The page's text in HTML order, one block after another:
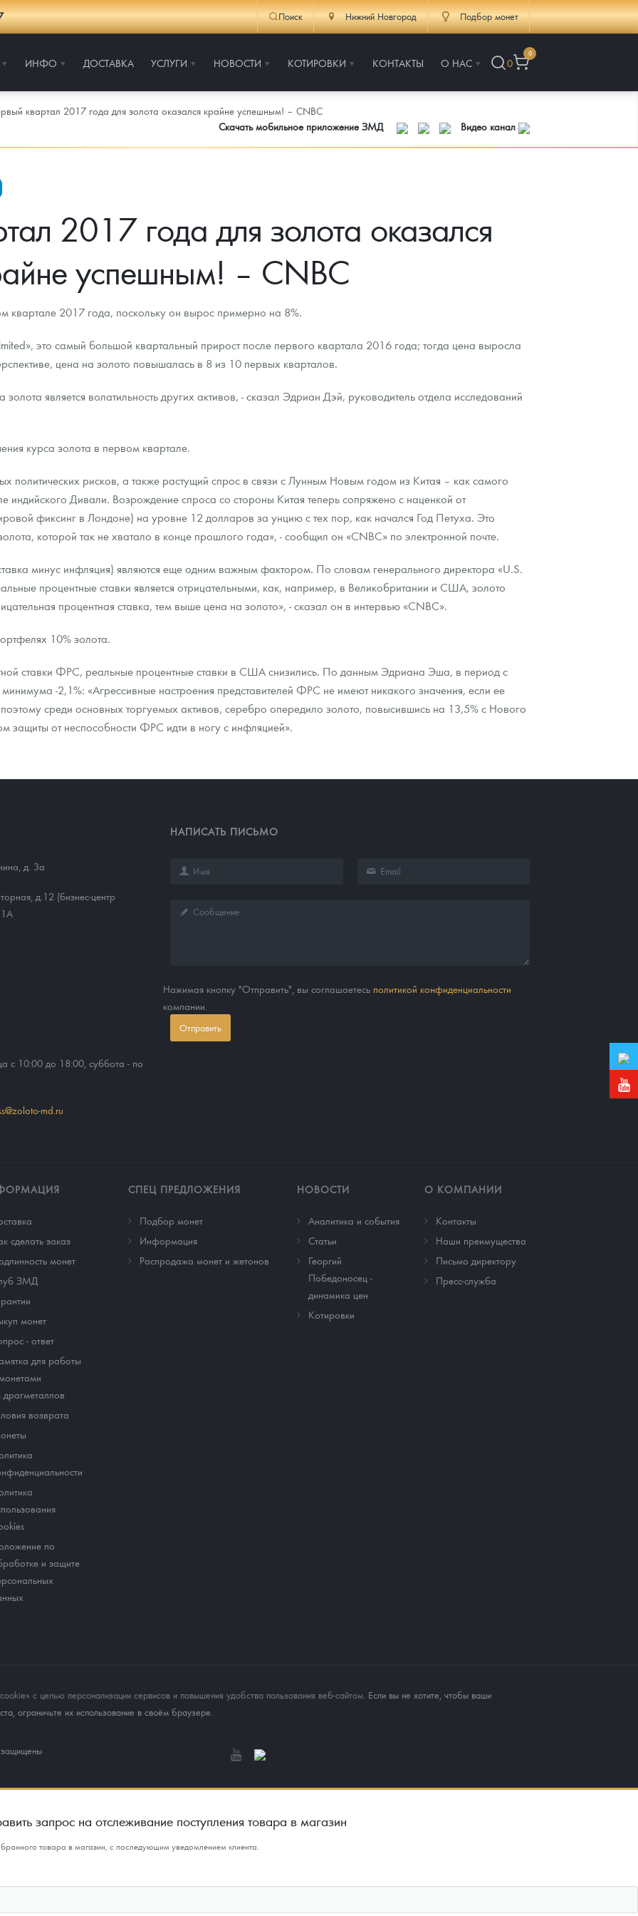
Поиск Нижний Новгород Подбор монет
ИНФО ДОСТАВКА УСЛУГИ НОВОСТИ КОТИРОВКИ КОНТАКТЫ О НАС 0
0
платины на 2026 год
квартал 2017 года для золота оказался крайне успешным! – CNBC
Скачать мобильное приложение ЗМД
Видео канал
2017 года для золота оказался
успешным! – CNBC
квартале 2017 года, поскольку он вырос примерно на 8%.
это самый большой квартальный прирост после первого квартала 2016 года; тогда цена выросла
цена на золото повышалась в 8 из 10 первых кварталов.
является волатильность других активов, - сказал Эдриан Дэй, руководитель отдела исследований
курса золота в первом квартале.
политических рисков, а также растущий спрос в связи с Лунным Новым годом из Китая – как самого
индийского Дивали. Возрождение спроса со стороны Китая теперь сопряжено с наценкой от
фиксинг в Лондоне) на уровне 12 долларов за унцию с тех пор, как начался Год Петуха. Это
которой так не хватало в конце прошлого года», - сообщил он «CNBC» по электронной почте.
минус инфляция) являются еще одним важным фактором. По словам генерального директора «U.S.
процентные ставки является отрицательными, как, например, в Великобритании и США, золото
процентная ставка, тем выше цена на золото», - сказал он в интервью «CNBC».
10% золота.
ставки ФРС, реальные процентные ставки в США снизились. По данным Эдриана Эша, в период с
-2,1%: «Агрессивные настроения представителей ФРС не имеют никакого значения, если ее
среди основных торгуемых активов, серебро опередило золото, повысившись на 13,5% с Нового
защиты от неспособности ФРС идти в ногу с инфляцией».
д. 3а
д.12 (бизнес-центр
с 10:00 до 18:00, суббота - по
md.ru
НАПИСАТЬ ПИСЬМО
Нажимая кнопку "Отправить", вы соглашаетесь политикой конфиденциальности
компании.
Отправить
сделать заказ
монет
ЗМД
монет
- ответ
для работы
драгметаллов
возврата
по
и защите
СПЕЦ ПРЕДЛОЖЕНИЯ
Подбор монет
Информация
Распродажа монет и жетонов
НОВОСТИ
Аналитика и события
Cтатьи
Георгий
Победоносец -
динамика цен
Котировки
О КОМПАНИИ
Контакты
Наши преимущества
Письмо директору
Пресс-служба
с целью персонализации сервисов и повышения удобства пользования веб-сайтом . Если вы не хотите, чтобы ваши
ограничьте их использование в своём браузере.
запрос на отслеживание поступления товара в магазин
товара в магазин, с последующим уведомлением клиента.